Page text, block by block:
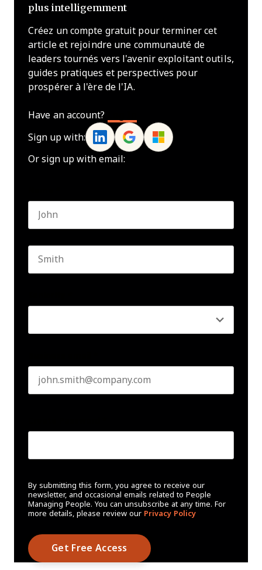
plus intelligemment
Créez un compte gratuit pour terminer cet
article et rejoindre une communauté de
leaders tournés vers l'avenir exploitant outils,
guides pratiques et perspectives pour
prospérer à l'ère de l'IA.
Have an account?
Sign up with:
Or sign up with email:
By submitting this form, you agree to receive our
newsletter, and occasional emails related to People
Managing People. You can unsubscribe at any time. For
more details, please review our Privacy Policy